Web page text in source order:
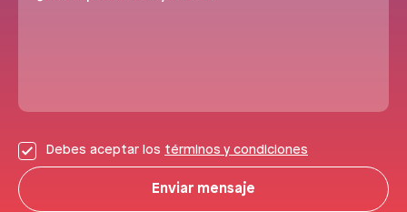
Debes aceptar los términos y condiciones
Enviar mensaje